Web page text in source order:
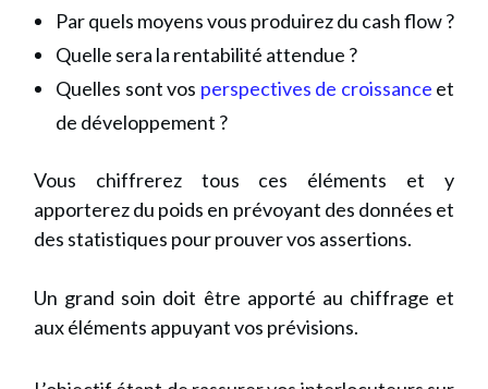
Par quels moyens vous produirez du cash flow ?
Quelle sera la rentabilité attendue ?
Quelles sont vos perspectives de croissance et
de développement ?
Vous chiffrerez tous ces éléments et y
apporterez du poids en prévoyant des données et
des statistiques pour prouver vos assertions.
Un grand soin doit être apporté au chiffrage et
aux éléments appuyant vos prévisions.